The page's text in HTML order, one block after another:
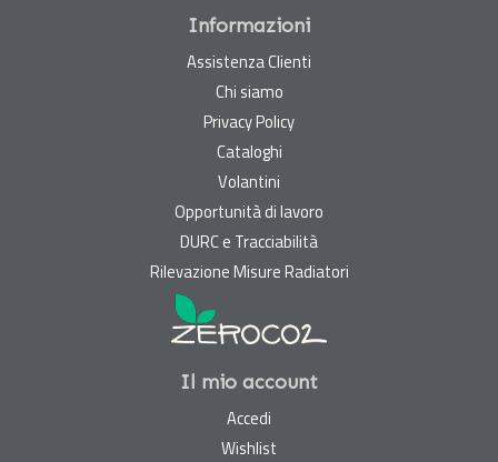
Informazioni
Assistenza Clienti
Chi siamo
Privacy Policy
Cataloghi
Volantini
Opportunità di lavoro
DURC e Tracciabilità
Rilevazione Misure Radiatori
Il mio account
Accedi
Wishlist